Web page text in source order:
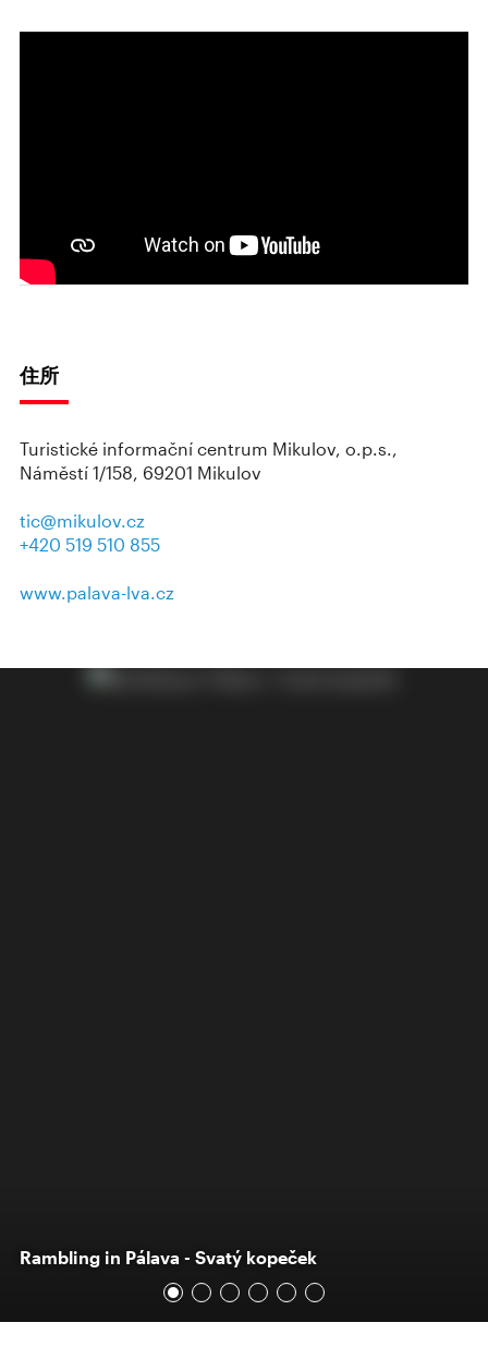
住所
Turistické informační centrum Mikulov, o.p.s.,
Náměstí 1/158, 69201 Mikulov
tic@mikulov.cz
+420 519 510 855
www.palava-lva.cz
Rambling in Pálava - Svatý kopeček